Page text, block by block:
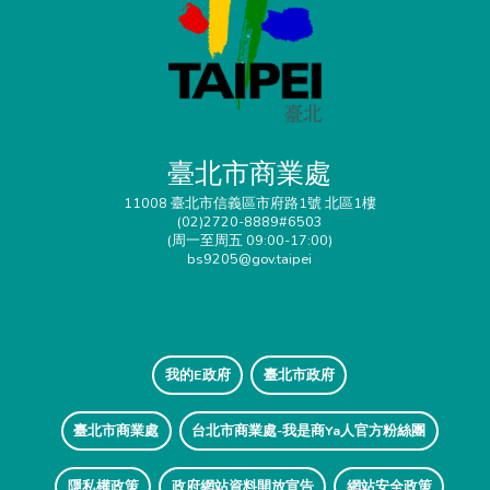
臺北市商業處
11008 臺北市信義區市府路1號 北區1樓
(02)2720-8889#6503
(周一至周五 09:00-17:00)
bs9205@gov.taipei
我的E政府 臺北市政府
臺北市商業處 台北市商業處-我是商Ya人官方粉絲團